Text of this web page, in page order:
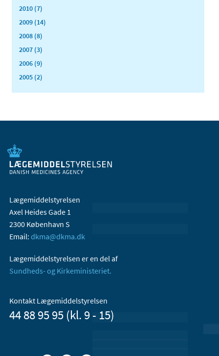
2010 (7)
2009 (14)
2008 (8)
2007 (3)
2006 (9)
2005 (2)
Lægemiddelstyrelsen
Axel Heides Gade 1
2300 København S
Email: dkma@dkma.dk
Lægemiddelstyrelsen er en del af
Sundheds- og Kirkeministeriet.
Kontakt Lægemiddelstyrelsen
44 88 95 95 (kl. 9 - 15)